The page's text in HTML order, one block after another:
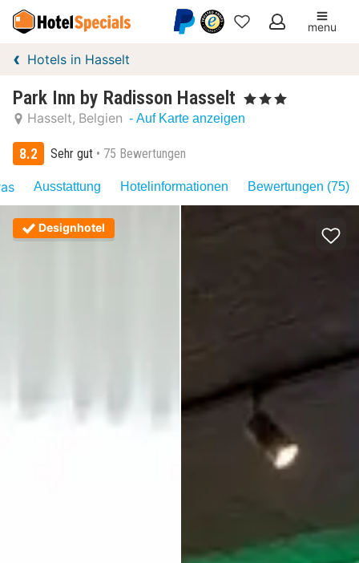
Meine
menu
Hotels in Hasselt
Park Inn by Radisson Hasselt , 3 Sterne
Hasselt Belgien - Auf Karte anzeigen
8.2 Sehr gut 75 Bewertungen
Ausstattung Hotelinformationen Bewertungen (75)
Designhotel